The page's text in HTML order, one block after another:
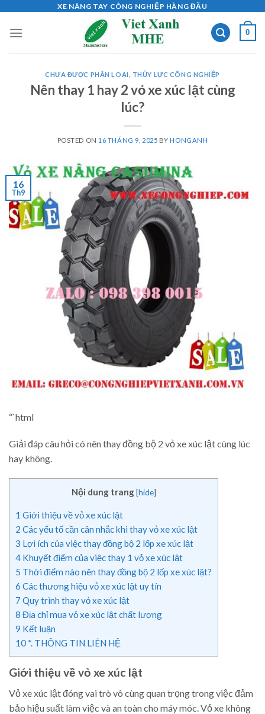
content
XE NÂNG TAY CÔNG NGHIỆP HÀNG ĐẦU
0
CHƯA ĐƯỢC PHÂN LOẠI THỦY LỰC CÔNG NGHIỆP
Nên thay 1 hay 2 vỏ xe xúc lật cùng
lúc?
POSTED ON 16 THÁNG 9, 2025 BYHONGANH
16
Th9
“`html
Giải đáp câu hỏi có nên thay đồng bộ 2 vỏ xe xúc lật cùng lúc
hay không.
Nội dung trang [hide]
1 Giới thiệu về vỏ xe xúc lật
2 Các yếu tố cần cân nhắc khi thay vỏ xe xúc lật
3 Lợi ích của việc thay đồng bộ 2 lốp xe xúc lật
4 Khuyết điểm của việc thay 1 vỏ xe xúc lật
5 Thời điểm nào nên thay đồng bộ 2 lốp xe xúc lật?
6 Các thương hiệu vỏ xe xúc lật uy tín
7 Quy trình thay vỏ xe xúc lật
8 Địa chỉ mua vỏ xe xúc lật chất lượng
9 Kết luận
10 *. THÔNG TIN LIÊN HỆ
Giới thiệu về vỏ xe xúc lật
Vỏ xe xúc lật đóng vai trò vô cùng quan trọng trong việc đảm
bảo hiệu suất làm việc và an toàn cho máy móc. Vỏ xe không